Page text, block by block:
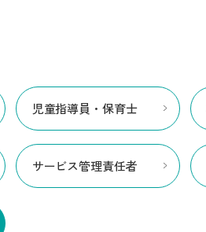
児童指導員・保育士
サービス管理責任者